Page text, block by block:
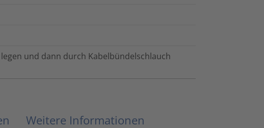
und dann durch Kabelbündelschlauch
Weitere Informationen